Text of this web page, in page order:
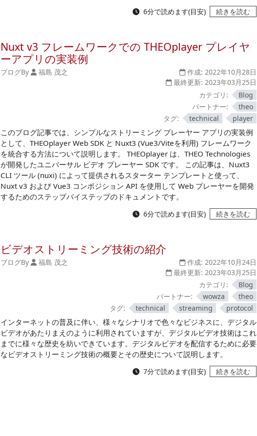
6分で読めます(目安) 続きを読む
Nuxt v3 フレームワークでの THEOplayer プレイヤ
ーアプリの実装例
ブログBy 福島 茂之 作成:2022年10月28日
最終更新:2023年03月25日
カテゴリ:
Blog
パートナー:
theo
タグ:
technical player
このブログ記事では、シンプルなストリーミング プレーヤー アプリの実装例
として、THEOplayer Web SDK と Nuxt3 (Vue3/Viteを利用) フレームワーク
を統合する方法について説明します。 THEOplayer は、THEO Technologies
が開発したユニバーサル ビデオ プレーヤー SDK です。 この記事は、Nuxt3
CLI ツール (nuxi) によって提供されるスターター テンプレートと使って、
Nuxt v3 および Vue3 コンポジション API を使用して Web プレーヤーを開発
するためのステップバイステップのドキュメントです。
6分で読めます(目安) 続きを読む
ビデオストリーミング技術の紹介
ブログBy 福島 茂之 作成: 2022年10月24日
最終更新: 2023年03月25日
カテゴリ:
Blog
パートナー:
wowza
theo
タグ:
technical streaming protocol
インターネットの普及に伴い、様々なシナリオで色々なビジネスに、デジタル
ビデオがあたりまえのように利用されていますが、デジタルビデオ技術はこれ
までに様々な歴史を紡いできています。デジタルビデオを配信するために必要
なビデオストリーミング技術の概要とその歴史について説明します。
7分で読めます(目安) 続きを読む